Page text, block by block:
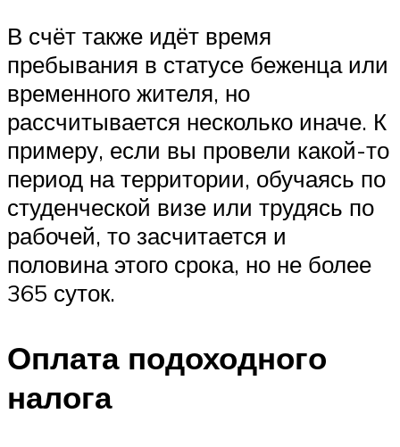
В счёт также идёт время
пребывания в статусе беженца или
временного жителя, но
рассчитывается несколько иначе. К
примеру, если вы провели какой-то
период на территории, обучаясь по
студенческой визе или трудясь по
рабочей, то засчитается и
половина этого срока, но не более
365 суток.
Оплата подоходного
налога